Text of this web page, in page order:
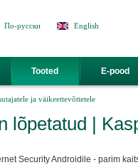
По-русски English
Tooted E-pood
ja väikeettevõttetele
lõpetatud |
Security Androidile - parim